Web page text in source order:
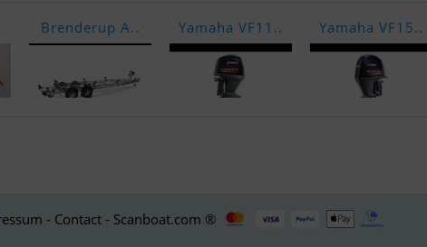
Brenderup A.. Yamaha VF11.. Yamaha VF15..
- Contact - Scanboat.com ®